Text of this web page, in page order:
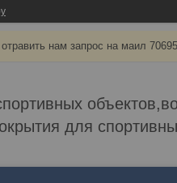
нам запрос на маил
для